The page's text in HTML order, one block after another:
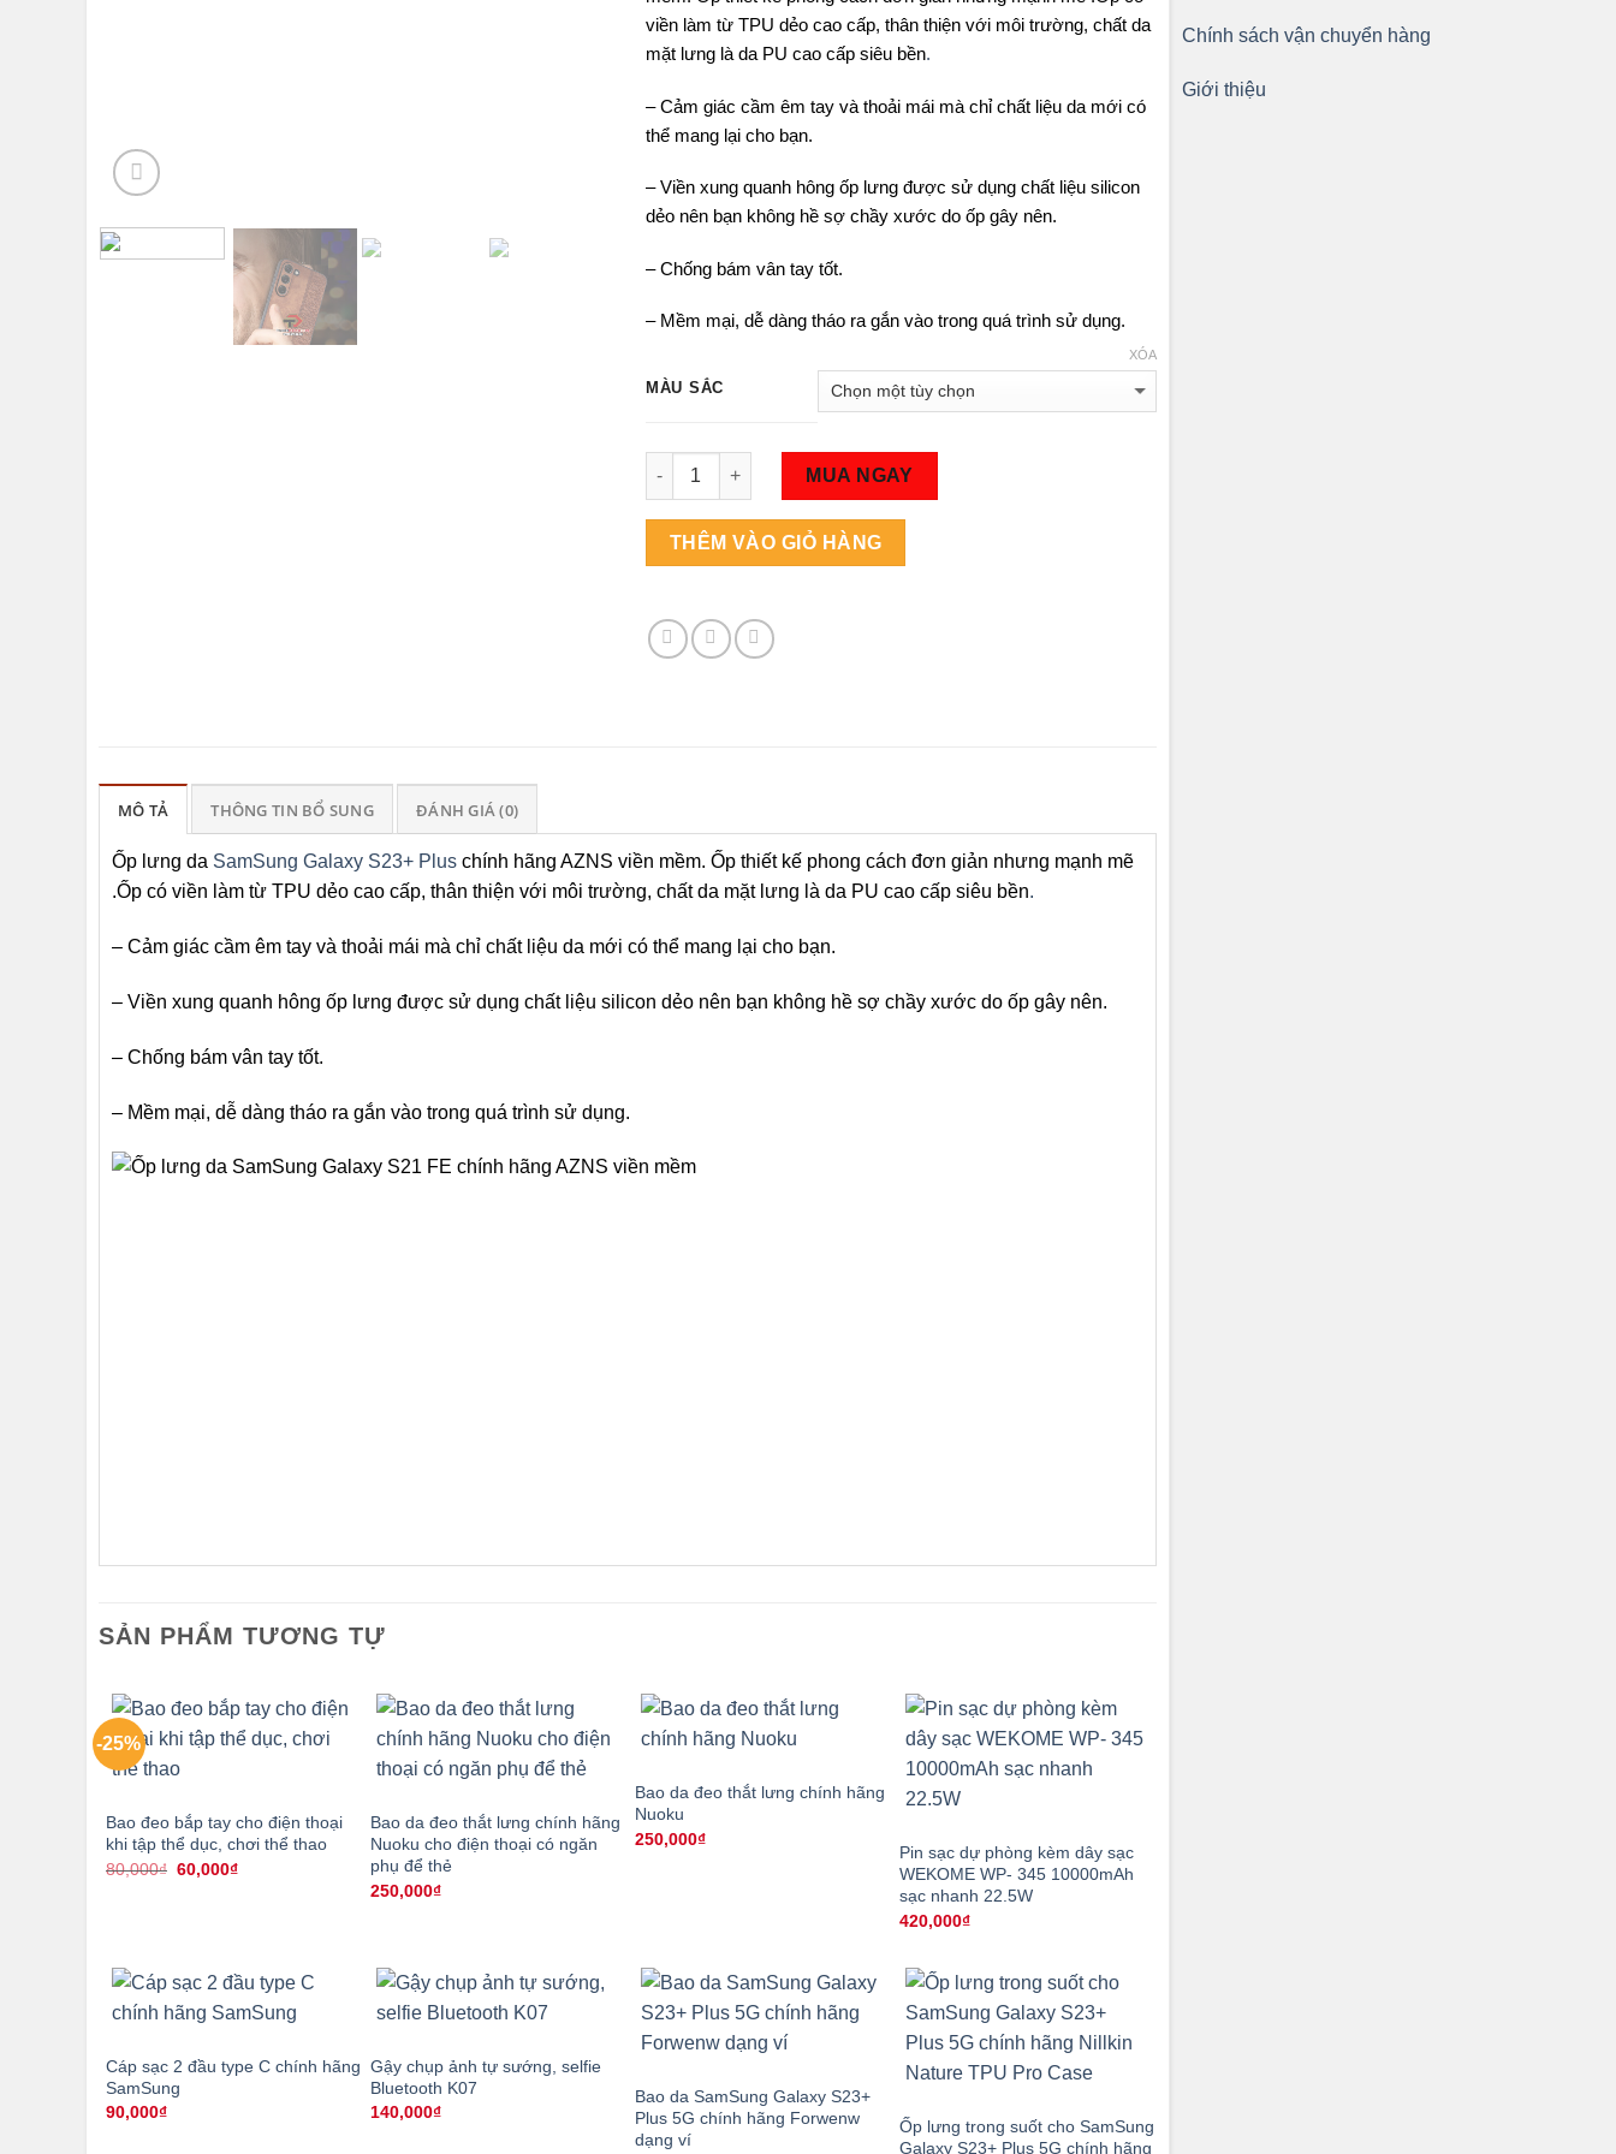
viền làm từ TPU dẻo cao cấp, thân thiện với môi trường, chất da
mặt lưng là da PU cao cấp siêu bền.
– Cảm giác cầm êm tay và thoải mái mà chỉ chất liệu da mới có
thể mang lại cho bạn.
– Viền xung quanh hông ốp lưng được sử dụng chất liệu silicon
dẻo nên bạn không hề sợ chầy xước do ốp gây nên.
– Chống bám vân tay tốt.
– Mềm mại, dễ dàng tháo ra gắn vào trong quá trình sử dụng.
MÀU SẮC
XÓA
Số lượng
MUA NGAY
THÊM VÀO GIỎ HÀNG
MÔ TẢ THÔNG TIN BỔ SUNG ĐÁNH GIÁ (0)
Ốp lưng da SamSung Galaxy S23+ Plus chính hãng AZNS viền mềm. Ốp thiết kế phong cách đơn giản nhưng mạnh mẽ
.Ốp có viền làm từ TPU dẻo cao cấp, thân thiện với môi trường, chất da mặt lưng là da PU cao cấp siêu bền.
– Cảm giác cầm êm tay và thoải mái mà chỉ chất liệu da mới có thể mang lại cho bạn.
– Viền xung quanh hông ốp lưng được sử dụng chất liệu silicon dẻo nên bạn không hề sợ chầy xước do ốp gây nên.
– Chống bám vân tay tốt.
– Mềm mại, dễ dàng tháo ra gắn vào trong quá trình sử dụng.
SẢN PHẨM TƯƠNG TỰ
-25%
Bao đeo bắp tay cho điện thoại
khi tập thể dục, chơi thể thao
80,000₫ Giá
60,000₫Giá
Bao da đeo thắt lưng chính hãng
Nuoku cho điện thoại có ngăn
phụ để thẻ
250,000₫
Bao da đeo thắt lưng chính hãng
Nuoku
250,000₫
Pin sạc dự phòng kèm dây sạc
WEKOME WP- 345 10000mAh
sạc nhanh 22.5W
420,000₫
Cáp sạc 2 đầu type C chính hãng
SamSung
90,000₫
Gậy chụp ảnh tự sướng, selfie
Bluetooth K07
140,000₫
Bao da SamSung Galaxy S23+
Plus 5G chính hãng Forwenw
dạng ví
Ốp lưng trong suốt cho SamSung
Galaxy S23+ Plus 5G chính hãng
Chính sách vận chuyển hàng
Giới thiệu